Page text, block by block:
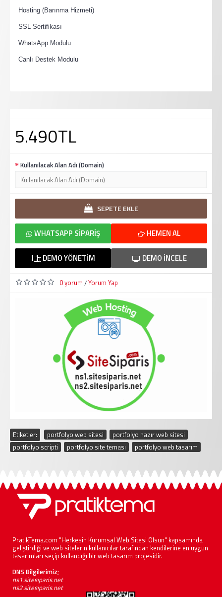
Hosting (Barınma Hizmeti)
SSL Sertifikası
WhatsApp Modulu
Canlı Destek Modulu
5.490TL
Kullanılacak Alan Adı (Domain)
SEPETE EKLE
HEMEN AL
WHATSAPP SIPARIŞ
DEMO İNCELE
DEMO YÖNETIM
0 yorum /Yorum Yap
Etiketler: portfolyo web sitesi portfolyo hazır web sitesi
portfolyo scripti
portfolyo site teması portfolyo web tasarım
PratikTema.com "Herkesin Kurumsal Web Sitesi Olsun" kapsamında
geliştirdiği ve web sitelerin kullanıcılar tarafından kendilerine en uygun
tasarımları seçip kullandığı bir web tasarım projesidir.
DNS Bilgilerimiz;
ns1.sitesiparis.net
ns2.sitesiparis.net